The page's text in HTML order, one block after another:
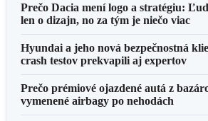
Prečo Dacia mení logo a stratégiu:
len o dizajn, no za tým je niečo viac
Hyundai a jeho nová bezpečnostná
crash testov prekvapili aj expertov
Prečo prémiové ojazdené autá z
vymenené airbagy po nehodách